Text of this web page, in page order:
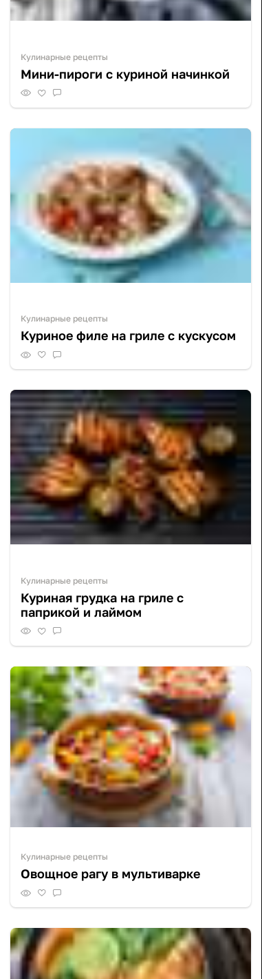
Кулинарные рецепты
Мини-пироги с куриной начинкой
Кулинарные рецепты
Куриное филе на гриле с кускусом
Кулинарные рецепты
Куриная грудка на гриле с
паприкой и лаймом
Кулинарные рецепты
Овощное рагу в мультиварке